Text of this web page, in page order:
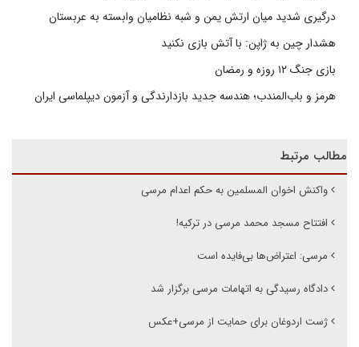
درگیری شدید میان ارتش یمن و شبه نظامیان وابسته به عربستان
هشدار چین به ژاپن: با آتش بازی نکنید
بازی جنگ ۱۲ روزه و رمضان
هرمز و باب‌المندب؛ هندسه جدید بازدارندگی و آزمون دیپلماسی ایران
مطالب مرتبط
واکنش اخوان المسلمین به حکم اعدام مرسی
افتتاح مسجد محمد مرسی در ترکیه!
مرسی: اعتراض‌ها بی‌فایده است
دادگاه رسیدگی به اتهامات مرسی برگزار شد
ژست اردوغان برای حمایت از مرسی+عکس